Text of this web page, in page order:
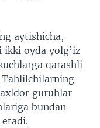
aytishicha,
ikki oyda yolg’iz
qarashli
Tahlilchilarning
guruhlar
bundan